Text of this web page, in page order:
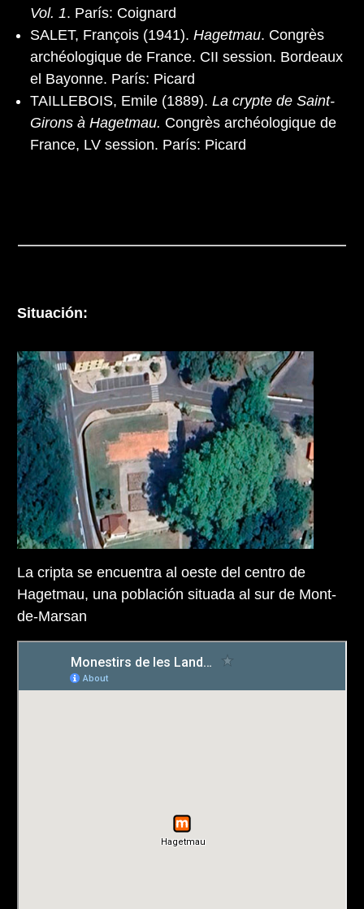
Vol. 1. París: Coignard
SALET, François (1941). Hagetmau. Congrès
archéologique de France. CII session. Bordeaux
el Bayonne. París: Picard
TAILLEBOIS, Emile (1889). La crypte de Saint-
Girons à Hagetmau. Congrès archéologique de
France, LV session. París: Picard
Situación:
La cripta se encuentra al oeste del centro de
Hagetmau, una población situada al sur de Mont-
de-Marsan